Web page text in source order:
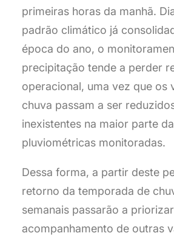
primeiras horas da manhã.
padrão climático já
época do ano, o
precipitação tende a perder
operacional, uma vez que os
chuva passam a ser
inexistentes na maior parte
pluviométricas monitoradas.
Dessa forma, a partir deste
retorno da temporada de
semanais passarão a
acompanhamento de outras